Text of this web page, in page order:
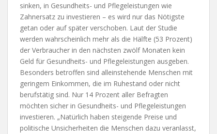
sinken, in Gesundheits- und Pflegeleistungen wie
Zahnersatz zu investieren – es wird nur das Nötigste
getan oder auf später verschoben. Laut der Studie
werden wahrscheinlich mehr als die Hälfte (53 Prozent)
der Verbraucher in den nächsten zwölf Monaten kein
Geld für Gesundheits- und Pflegeleistungen ausgeben.
Besonders betroffen sind alleinstehende Menschen mit
geringem Einkommen, die im Ruhestand oder nicht
berufstätig sind. Nur 14 Prozent aller Befragten
möchten sicher in Gesundheits- und Pflegeleistungen
investieren. „Natürlich haben steigende Preise und
politische Unsicherheiten die Menschen dazu veranlasst,